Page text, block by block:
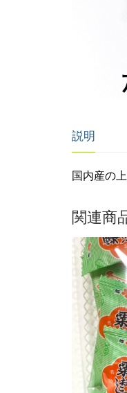
説明
国内産の
関連商